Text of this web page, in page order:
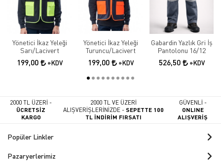
Yönetici İkaz Yeleği
Sarı/Lacivert
199,00 +KDV
Yönetici İkaz Yeleği
Turuncu/Lacivert
199,00 +KDV
Gabardin Yazlık Gri İş
Pantolonu 16/12
526,50 +KDV
2000 TL ÜZERİ -
ÜCRETSİZ
KARGO
2000 TL VE ÜZERİ
ALIŞVERİŞLERİNİZDE -SEPETTE 100
TL İNDİRİM FIRSATI
GÜVENLİ -
ONLINE
ALIŞVERİŞ
Popüler Linkler
Pazaryerlerimiz